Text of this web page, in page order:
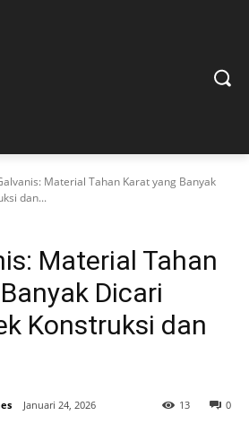
Material Tahan Karat yang Banyak
dan...
Material Tahan
Dicari
Konstruksi dan
Januari 24, 2026 0
13